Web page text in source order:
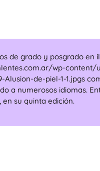
de grado y posgrado
wp-
de-piel-1-1.jpgs
a numerosos idiomas.
su quinta edición.